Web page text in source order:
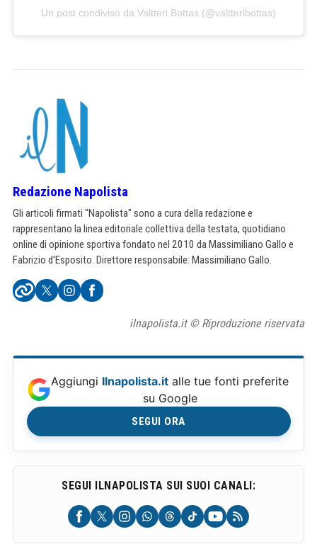
Un post condiviso da Valtteri Bottas (@valtteribottas)
Redazione Napolista
Gli articoli firmati "Napolista" sono a cura della redazione e
rappresentano la linea editoriale collettiva della testata, quotidiano
online di opinione sportiva fondato nel 2010 da Massimiliano Gallo e
Fabrizio d'Esposito. Direttore responsabile: Massimiliano Gallo.
ilnapolista.it © Riproduzione riservata
Aggiungi Ilnapolista.it alle tue fonti preferite
su Google
SEGUI ORA
SEGUI ILNAPOLISTA SUI SUOI CANALI: